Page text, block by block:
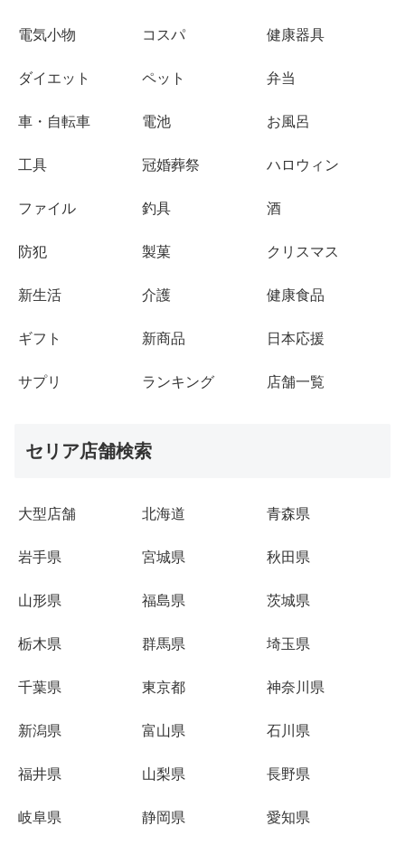
電気小物 コスパ 健康器具
ダイエット ペット 弁当
車・自転車 電池 お風呂
工具 冠婚葬祭 ハロウィン
ファイル 釣具 酒
防犯 製菓 クリスマス
新生活 介護 健康食品
ギフト 新商品 日本応援
サプリ ランキング 店舗一覧
セリア店舗検索
大型店舗 北海道 青森県
岩手県 宮城県 秋田県
山形県 福島県 茨城県
栃木県 群馬県 埼玉県
千葉県 東京都 神奈川県
新潟県 富山県 石川県
福井県 山梨県 長野県
岐阜県 静岡県 愛知県